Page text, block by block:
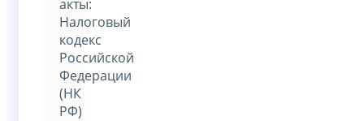
акты:
Налоговый
кодекс
Российской
Федерации
(НК
РФ)